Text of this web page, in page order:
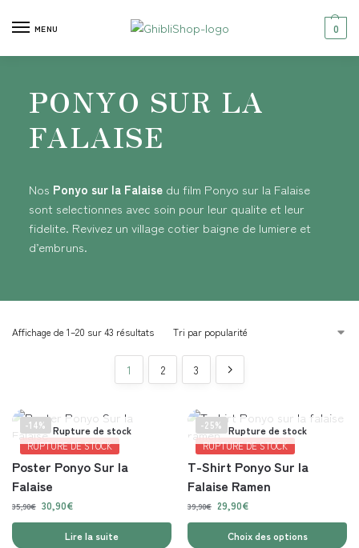
MENU 0
PONYO SUR LA
FALAISE
Nos Ponyo sur la Falaisedu film Ponyo sur la Falaise
sont selectionnes avec soin pour leur qualite et leur
fidelite. Revivez un village cotier baigne de lumiere et
d’embruns.
Affichage de 1–20 sur 43 résultats
1 2 3
-14%
RUPTURE DE STOCK
Rupture de stock
Poster Ponyo Sur la
Falaise
35,90€ 30,90€
Lire la suite
-25%
RUPTURE DE STOCK
Rupture de stock
T-Shirt Ponyo Sur la
Falaise Ramen
39,90€ 29,90€
Choix des options